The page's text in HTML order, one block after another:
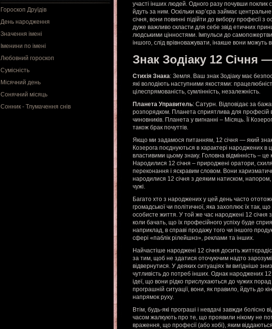
Гороскоп Друїдів
День народження
Значення імені
Іменини по імені
Любовний гороскоп
Сумісність
Місячний день
Сонячний місяць
Сонник - Тлумачення снів
участі інших людей. Одного разу почувши поклик
йдуть за ним. Оскільки кар’єра займає
січня, вони повинні підійти до вибору професії з
дуже важливо скласти для себе звід етичних
людськими цінностями. Імпульси до
іншого, слід врівноважувати, інакше вони можуть
Знак Зодіаку 12 Січня
Стихія Знака: Земля. Ваш знак Зодіаку має
які володіють наступними якостями:
цілеспрямованість, сумлінність, незалежність.
Планета Управитель: Сатурн. Відповідає за
розпорядком. Планета сприятлива для професій
чиновників. Планета у вигнанні – Місяць. Її
також брак почуттів.
Якщо ми задамося питанням, 12 січня — який
Козерога поєднуються в характері народжених
властивими цьому знаку. Головна відмінність – це
Народилися 12 січня – природжені оратори,
переконання і яскравим словом. Вони
народилися 12 січня з деяким натиском, напором,
чужі.
Багато хто з народжених у цей день часто
громадської чи політичної, яка захоплює їх так,
особисте життя. У той же час народжені 12 січня
коли бачать, що їх професійного успіху буде
наприклад, в справі продажу того чи іншого
сфері «паблік рілейшнз», реклами та інших.
Найчастіше народжені 12 січня досить
за тим, щоб не здатися оточуючим надто
відвернутися. У деяких ситуаціях їм вигідніше
чутливість до потреб інших. Однак народжених 12
ідеї, що вони рідко прислухаються до чужих
програшній ситуації, вони, як правило, йдуть до
напрямок руху.
Втім, будь-які програші і невдачі завжди болісно
часом жалкують про те, що проявили нікому не
враження, що професії (або хобі), яким